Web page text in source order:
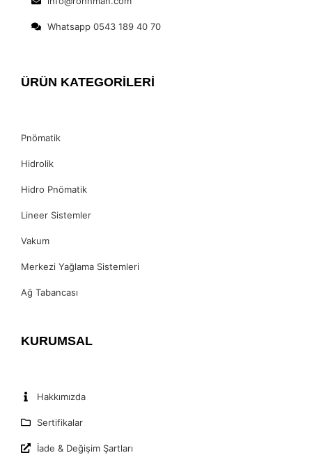
Whatsapp 0543 189 40 70
ÜRÜN KATEGORİLERİ
Pnömatik
Hidrolik
Hidro Pnömatik
Lineer Sistemler
Vakum
Merkezi Yağlama Sistemleri
Ağ Tabancası
KURUMSAL
Hakkımızda
Sertifikalar
İade & Değişim Şartları